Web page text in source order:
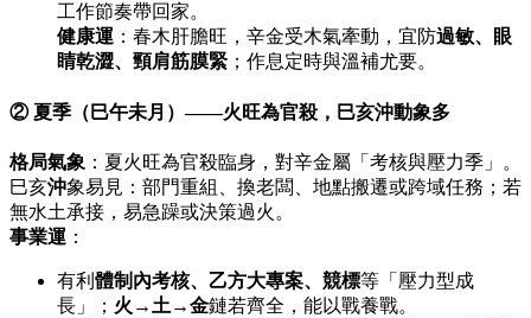
工作節奏帶回家。
健康運 ：春木肝膽旺，辛金受木氣牽動，宜防過敏、眼
睛乾澀、頸肩筋膜緊 ；作息定時與溫補尤要。
② 夏季（巳午未月）——火旺為官殺，巳亥沖動象多
格局氣象 ：夏火旺為官殺臨身，對辛金屬「考核與壓力季」。
巳亥沖象易見：部門重組、換老闆、地點搬遷或跨域任務；若
無水土承接，易急躁或決策過火。
事業運 ：
有利 體制內考核、乙方大專案、競標等「壓力型成
長」； 火→土→金鏈若齊全，能以戰養戰。